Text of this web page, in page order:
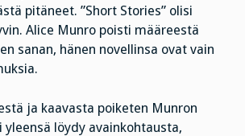
pitäneet. ”Short Stories” olisi
Alice Munro poisti määreestä
sanan, hänen novellinsa ovat vain
ja kaavasta poiketen Munron
löydy avainkohtausta,